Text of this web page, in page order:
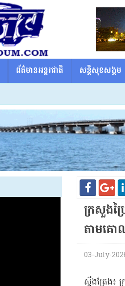
ព័ត៌មានអន្តរជាតិ សន្តិសុខសង្គម
ក្រសួង​ប្
តាម​គោ
03-July-
ស្ទឹងត្រែង​